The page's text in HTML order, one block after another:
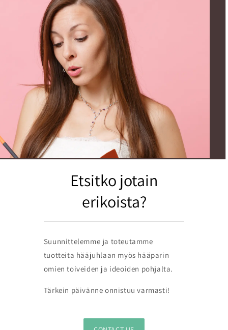
Etsitko jotain
erikoista?
Suunnittelemme ja toteutamme
tuotteita hääjuhlaan myös hääparin
omien toiveiden ja ideoiden pohjalta.
Tärkein päivänne onnistuu varmasti!